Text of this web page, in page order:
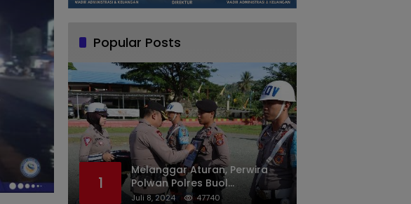
Popular Posts
1
Melanggar Aturan, Perwira
Polwan Polres Buol
Diberhentikan Tidak Dengan
Juli 8, 2024 47740